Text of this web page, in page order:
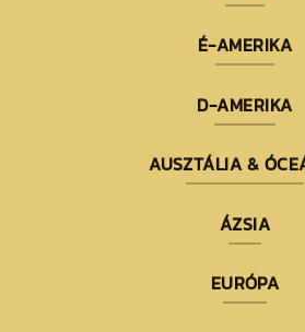
É-AMERIKA
D-AMERIKA
AUSZTÁLIA &
ÁZSIA
EURÓPA